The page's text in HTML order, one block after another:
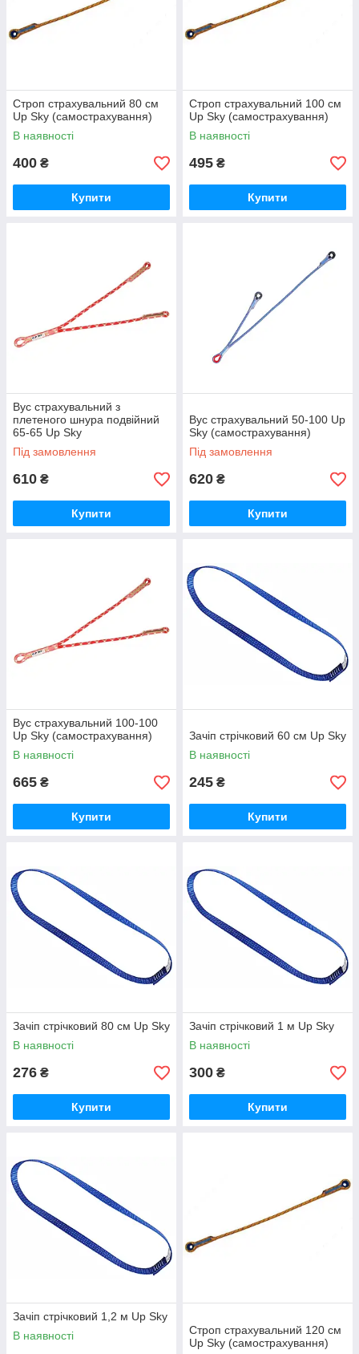
Строп страхувальний 80 см
Up Sky (самострахування)
В наявності
400 ₴
Купити
Строп страхувальний 100 см
Up Sky (самострахування)
В наявності
495 ₴
Купити
Вус страхувальний з
плетеного шнура подвійний
65-65 Up Sky
(самострахування)
Під замовлення
610 ₴
Купити
Вус страхувальний 50-100 Up
Sky (самострахування)
Під замовлення
620 ₴
Купити
Вус страхувальний 100-100
Up Sky (самострахування)
В наявності
665 ₴
Купити
Зачіп стрічковий 60 см Up Sky
В наявності
245 ₴
Купити
Зачіп стрічковий 80 см Up Sky
В наявності
276 ₴
Купити
Зачіп стрічковий 1 м Up Sky
В наявності
300 ₴
Купити
Зачіп стрічковий 1,2 м Up Sky
В наявності
Строп страхувальний 120 см
Up Sky (самострахування)